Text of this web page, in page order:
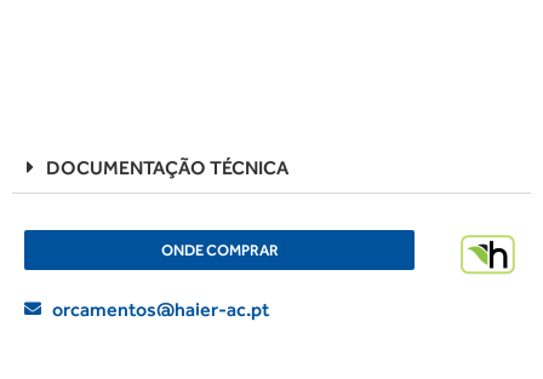
DOCUMENTAÇÃO TÉCNICA
ONDE COMPRAR
orcamentos@haier-ac.pt